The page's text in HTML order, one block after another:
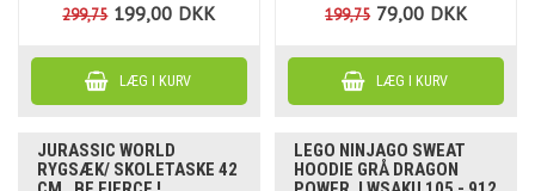
299,75 199,00 DKK 199,75 79,00 DKK
JURASSIC WORLD
RYGSÆK/ SKOLETASKE 42
LEGO NINJAGO SWEAT
HOODIE GRÅ DRAGON